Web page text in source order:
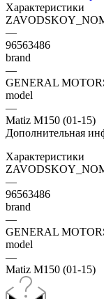
Характеристики
—
96563486
brand
—
GENERAL
model
—
Matiz M150 (01-15)
Дополнительная
Характеристики
—
96563486
brand
—
GENERAL
model
—
Matiz M150 (01-15)